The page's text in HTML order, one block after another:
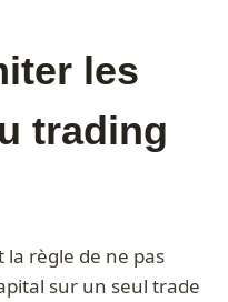
les
trading
règle de ne pas
sur un seul trade